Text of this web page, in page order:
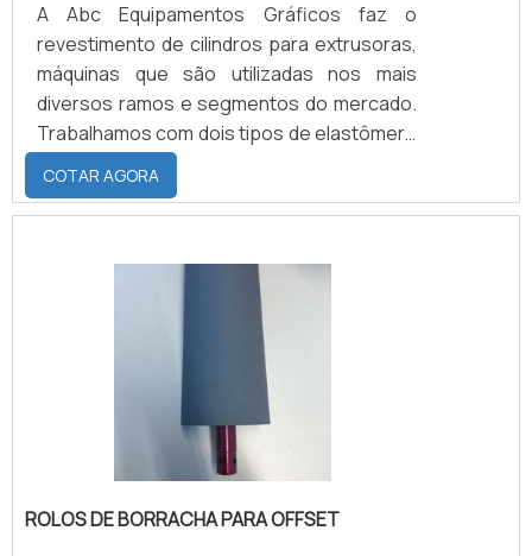
A Abc Equipamentos Gráficos faz o
revestimento de cilindros para extrusoras,
máquinas que são utilizadas nos mais
diversos ramos e segmentos do mercado.
Trabalhamos com dois tipos de elastômero
para o revestimento: o Neoprene, que é um
tipo de borracha sintética, que pode ser
feita com dureza de 50 a 95 Shore A,
que variam de -40°C a 120°C, possui
excelente aderência a metais e boa
resistência a rasgamento, abrasão,
deformação perante compressão,
COTAR AGORA
ROLOS DE BORRACHA PARA OFFSET